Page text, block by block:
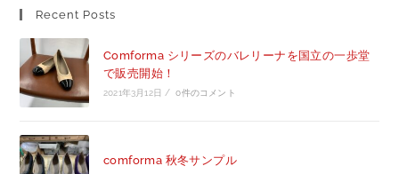
Recent Posts
Comforma シリーズのバレリーナを国立の一歩堂
で販売開始！
2021年3月12日 / 0件のコメント
comforma 秋冬サンプル